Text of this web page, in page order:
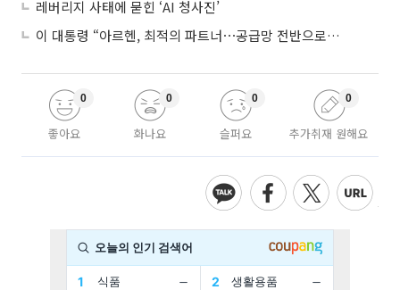
레버리지 사태에 묻힌 ‘AI 청사진’
이 대통령 “아르헨, 최적의 파트너⋯공급망 전반으로 확대”
좋아요
0
화나요
0
슬퍼요
0
추가취재 원해요
0